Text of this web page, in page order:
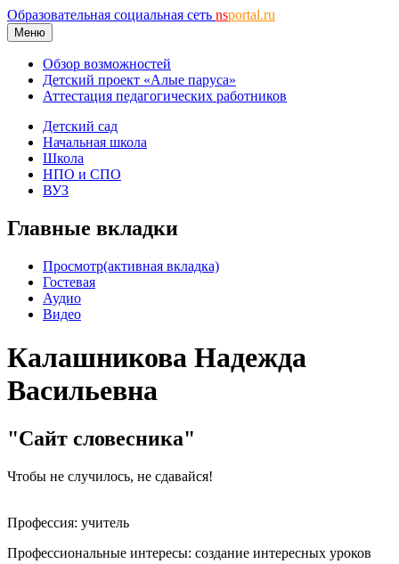
Образовательная социальная сеть nsportal.ru
Меню
Обзор возможностей
Детский проект «Алые паруса»
Аттестация педагогических работников
Детский сад
Начальная школа
Школа
НПО и СПО
ВУЗ
Главные вкладки
Просмотр(активная вкладка)
Гостевая
Аудио
Видео
Калашникова Надежда
Васильевна
"Сайт словесника"
Чтобы не случилось, не сдавайся!
Профессия: учитель
Профессиональные интересы: создание интересных уроков